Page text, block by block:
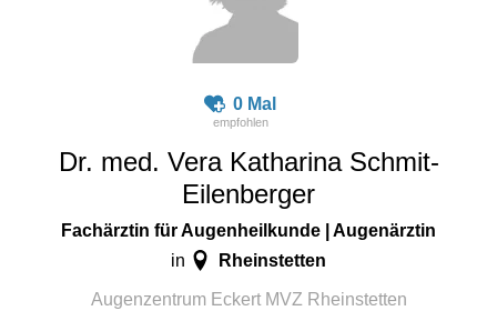
0 Mal
Dr. med. Vera Katharina Schmit-
Eilenberger
Fachärztin für Augenheilkunde | Augenärztin
in Rheinstetten
Augenzentrum Eckert MVZ Rheinstetten